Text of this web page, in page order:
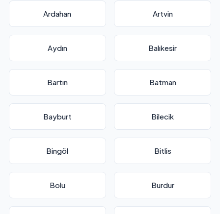
Ardahan Artvin
Aydın Balıkesir
Bartın Batman
Bayburt Bilecik
Bingöl Bitlis
Bolu Burdur